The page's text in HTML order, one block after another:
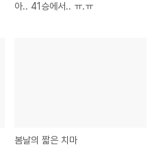
아.. 41승에서.. ㅠ.ㅠ
봄날의 짧은 치마